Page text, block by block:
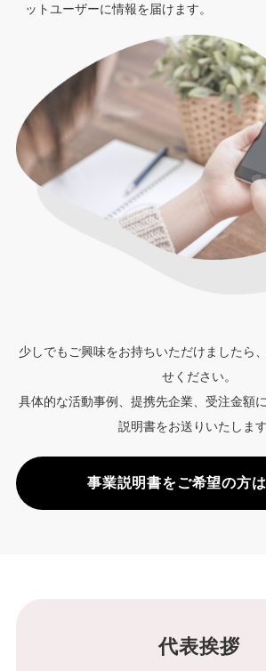
ットユーザーに情報を届けます。
少しでもご興味をお持ちいただけましたら
せください。
具体的な活動事例、提携先企業、受注金額
説明書をお送りいたします
事業説明書をご希望の方
代表挨拶